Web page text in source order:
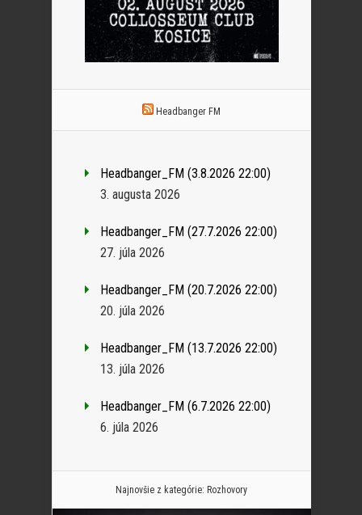
Headbanger FM
Headbanger_FM (3.8.2026 22:00)
3. augusta 2026
Headbanger_FM (27.7.2026 22:00)
27. júla 2026
Headbanger_FM (20.7.2026 22:00)
20. júla 2026
Headbanger_FM (13.7.2026 22:00)
13. júla 2026
Headbanger_FM (6.7.2026 22:00)
6. júla 2026
Najnovšie z kategórie: Rozhovory